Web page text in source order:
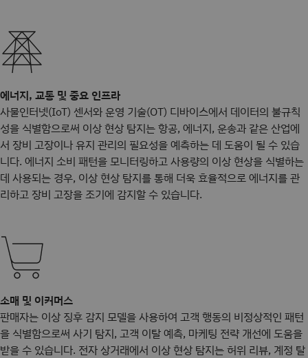
에너지, 교통 및 중요 인프라
사물인터넷(IoT) 센서와 운영 기술(OT) 디바이스에서 데이터의 불규칙
성을 식별함으로써 이상 현상 탐지는 항공, 에너지, 운송과 같은 산업에
서 장비 고장이나 유지 관리의 필요성을 예측하는 데 도움이 될 수 있습
니다. 에너지 소비 패턴을 모니터링하고 사용량의 이상 현상을 식별하는
데 사용되는 경우, 이상 현상 탐지를 통해 더욱 효율적으로 에너지를 관
리하고 장비 고장을 조기에 감지할 수 있습니다.
소매 및 이커머스
판매자는 이상 징후 감지 모델을 사용하여 고객 행동의 비정상적인 패턴
을 식별함으로써 사기 탐지, 고객 이탈 예측, 마케팅 전략 개선에 도움을
받을 수 있습니다. 전자 상거래에서 이상 현상 탐지는 허위 리뷰, 계정 탈